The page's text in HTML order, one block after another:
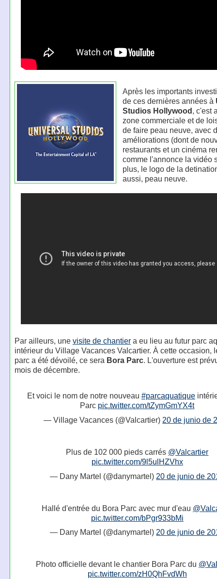
Après les importants
de ces dernières années à
Studios Hollywood, c'est
zone commerciale et de
de faire peau neuve, avec
améliorations (dont de
restaurants et un cinéma
comme l'annonce la vidéo
plus, le logo de la
aussi, peau neuve.
Par ailleurs, une visite de chantiera eu lieu au futur parc
intérieur du Village Vacances Valcartier. À cette occasion,
parc a été dévoilé, ce sera Bora Parc. L'ouverture est
mois de décembre.
Et voici le nom de notre nouveau #parcaquatique
Parc pic.twitter.com/tZymGmYX4t
— Village Vacances (@Valcartier) 20 de junio de
Plus de 102 000 pieds carrés @Valcartier
pic.twitter.com/9l5ulHZVhx
— Dany Martel (@danymartel) 20 de junio de
Hallé d'entrée du Bora Parc avec mur d'eau
pic.twitter.com/bPgr933bMi
— Dany Martel (@danymartel) 20 de junio de
Photo officielle devant le chantier Bora Parc du
pic.twitter.com/zH0QhFvdWh